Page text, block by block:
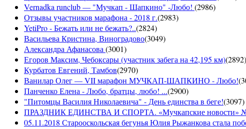
Vernadka runclub — "Мучкап - Шапкино" -Любо! (2986)
Отзывы участников марафона - 2018 г.(2983)
YetiPro - Бежать или не бежать?..(2824)
Васильева Кристина, Виноградово(3049)
Александра Афанасова(3001)
Егоров Максим, Чебоксары (участник забега на 42,195 км)(2892)
Курбатов Евгений, Тамбов(2970)
Ванилар Олег — VII марафон МУЧКАП-ШАПКИНО - Любо!(
Панченко Елена - Любо, братцы, любо! ...(2900)
"Питомцы Василия Николаевича" - День единства в беге!(3097)
ПРАЗДНИК ЕДИНСТВА И СПОРТА. «Мучкапские новости» №
05.11.2018 Старооскольская бегунья Юлия Рыжанкова стала